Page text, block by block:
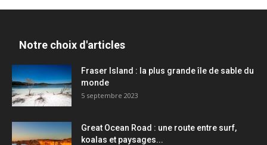
Notre choix d'articles
Fraser Island : la plus grande île de sable du
monde
5 septembre 2023
Great Ocean Road : une route entre surf,
koalas et paysages...